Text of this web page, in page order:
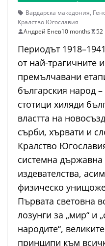
Вардарска македония,
Кралство Югославия
Андрей Енев10 months 52
Периодът
от най-трагичните
премълчавани
българския народ
стотици хиляди
властта на
сърби, хървати и
Кралство
системна държавна
издевателства,
физическо
Първата световна
лозунги за „мир“ и
народите“,
принципи към